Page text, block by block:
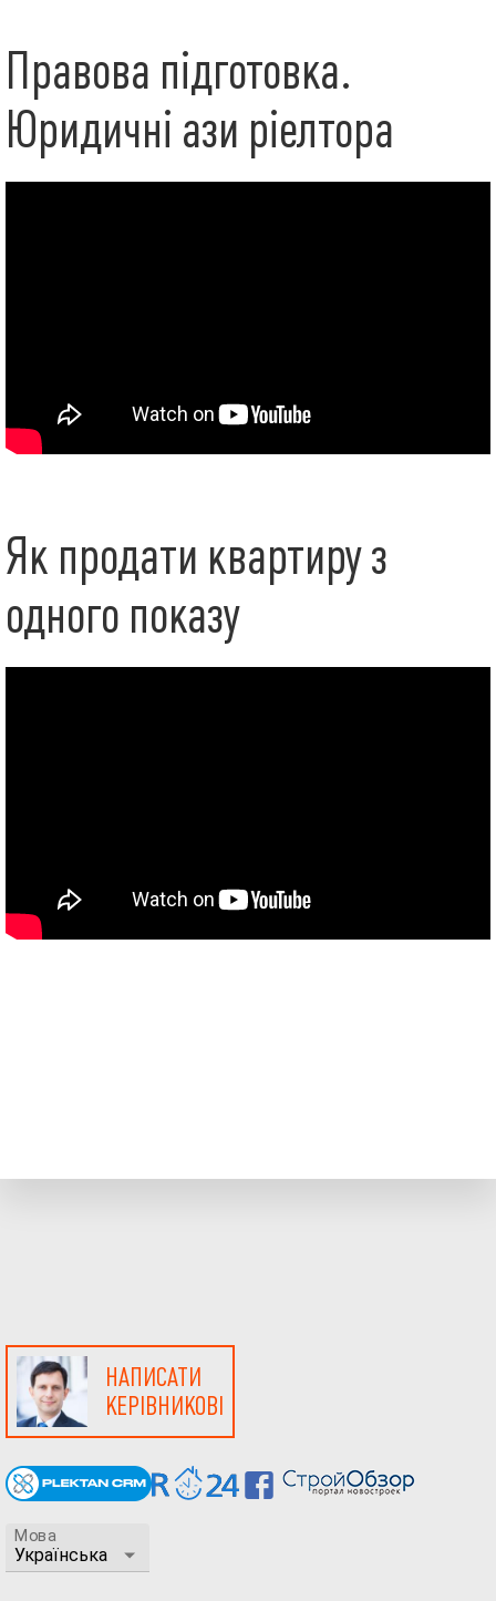
Правова підготовка.
Юридичні ази ріелтора
Як продати квартиру з
одного показу
НАПИСАТИ
КЕРІВНИКОВІ
Мова